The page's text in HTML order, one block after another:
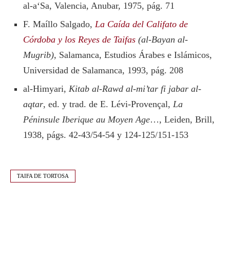
al-a‘Sa, Valencia, Anubar, 1975, pág. 71
F. Maíllo Salgado, La Caída del Califato de
Córdoba y los Reyes de Taifas (al-Bayan al-
Mugrib), Salamanca, Estudios Árabes e Islámicos,
Universidad de Salamanca, 1993, pág. 208
al-Himyari, Kitab al-Rawd al-mi’tar fi jabar al-
aqtar, ed. y trad. de E. Lévi-Provençal, La
Péninsule Iberique au Moyen Age…, Leiden, Brill,
1938, págs. 42-43/54-54 y 124-125/151-153
TAIFA DE TORTOSA